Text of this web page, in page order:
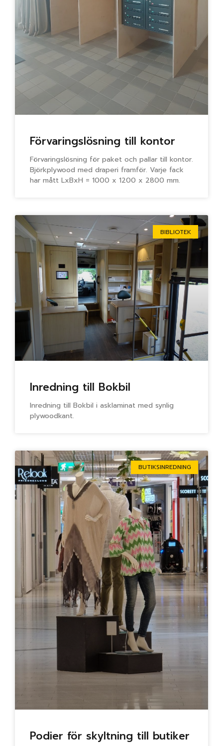
Förvaringslösning till kontor
Förvaringslösning för paket och pallar till kontor.
Björkplywood med draperi framför. Varje fack
har mått LxBxH = 1000 x 1200 x 2800 mm.
BIBLIOTEK
Inredning till Bokbil
Inredning till Bokbil i asklaminat med synlig
plywoodkant.
BUTIKSINREDNING
Podier för skyltning till butiker